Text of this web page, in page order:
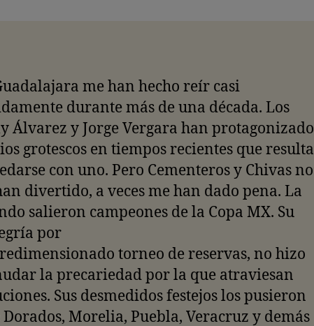
me han hecho reír casi
durante más de una década. Los
Álvarez y Jorge Vergara han protagonizado
grotescos en tiempos recientes que resulta
con uno. Pero Cementeros y Chivas no
divertido, a veces me han dado pena. La
salieron campeones de la Copa MX. Su
por
torneo de reservas, no hizo
la precariedad por la que atraviesan
Sus desmedidos festejos los pusieron
Morelia, Puebla, Veracruz y demás